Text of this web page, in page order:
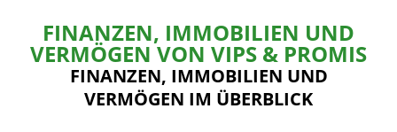
FINANZEN, IMMOBILIEN UND
VERMÖGEN VON VIPS & PROMIS
FINANZEN, IMMOBILIEN UND
VERMÖGEN IM ÜBERBLICK